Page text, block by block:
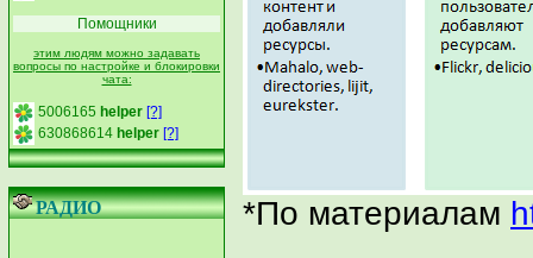
Помощники
этим людям можно задавать
вопросы по настройке и блокировки
чата:
5006165 helper [?]
630868614 helper [?]
РАДИО *По материалам